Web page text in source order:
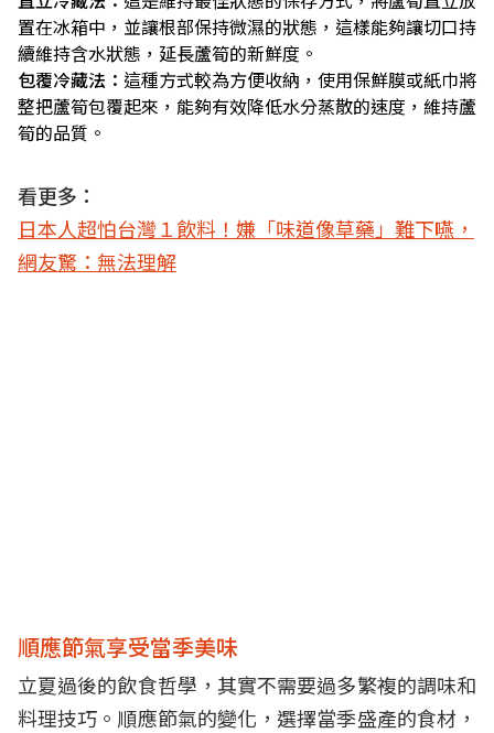
置在冰箱中，並讓根部保持微濕的狀態，這樣能夠讓切口持
續維持含水狀態，延長蘆筍的新鮮度。
包覆冷藏法： 這種方式較為方便收納，使用保鮮膜或紙巾將
整把蘆筍包覆起來，能夠有效降低水分蒸散的速度，維持蘆
筍的品質。
看更多：
日本人超怕台灣１飲料！嫌「味道像草藥」難下嚥，
網友驚：無法理解
順應節氣享受當季美味
立夏過後的飲食哲學，其實不需要過多繁複的調味和
料理技巧。順應節氣的變化，選擇當季盛產的食材，